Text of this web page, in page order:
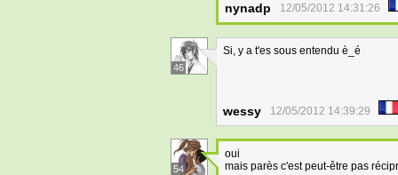
nynadp 12/05/2012 14:31:26
46
Si, y a t'es sous entendu è_é
wessy 12/05/2012 14:39:29
54
oui
mais parès c'est peut-être pas